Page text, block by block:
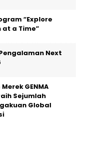
“Explore
at a Time”
Next
GENMA
Sejumlah
Global